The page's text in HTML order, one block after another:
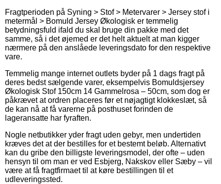
Fragtperioden på Syning > Stof > Metervarer > Jersey stof i
metermål > Bomuld Jersey Økologisk er temmelig
betydningsfuld ifald du skal bruge din pakke med det
samme, så i det øjemed er det helt aktuelt at man kigger
nærmere på den anslåede leveringsdato for den respektive
vare.
Temmelig mange internet outlets byder på 1 dags fragt på
deres bedst sælgende varer, eksempelvis Bomuldsjersey
Økologisk Stof 150cm 14 Gammelrosa – 50cm, som dog er
påkrævet at ordren placeres før et nøjagtigt klokkeslæt, så
de kan nå at få varerne på posthuset forinden de
lageransatte har fyraften.
Nogle netbutikker yder fragt uden gebyr, men undertiden
kræves det at der bestilles for et bestemt beløb. Alternativt
kan du gribe den billigste leveringsmodel, der ofte – uden
hensyn til om man er ved Esbjerg, Nakskov eller Sæby – vil
være at få fragtfirmaet til at køre bestillingen til et
udleveringssted.